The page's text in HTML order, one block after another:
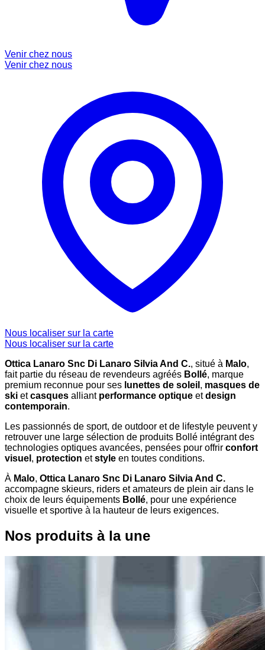
Venir chez nous
Venir chez nous
Nous localiser sur la carte
Nous localiser sur la carte
Ottica Lanaro Snc Di Lanaro Silvia And C., situé à Malo,
fait partie du réseau de revendeurs agréés Bollé, marque
premium reconnue pour ses lunettes de soleil , masques de
ski etcasques alliant performance optique etdesign
contemporain.
Les passionnés de sport, de outdoor et de lifestyle peuvent y
retrouver une large sélection de produits Bollé intégrant des
technologies optiques avancées, pensées pour offrir confort
visuel , protection etstyle en toutes conditions.
À Malo, Ottica Lanaro Snc Di Lanaro Silvia And C.
accompagne skieurs, riders et amateurs de plein air dans le
choix de leurs équipements Bollé, pour une expérience
visuelle et sportive à la hauteur de leurs exigences.
Nos produits à la une